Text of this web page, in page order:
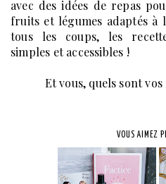
avec des idées de repas
fruits et légumes adaptés à
tous les coups, les
simples et accessibles !
Et vous, quels sont
VOUS AIMEZ